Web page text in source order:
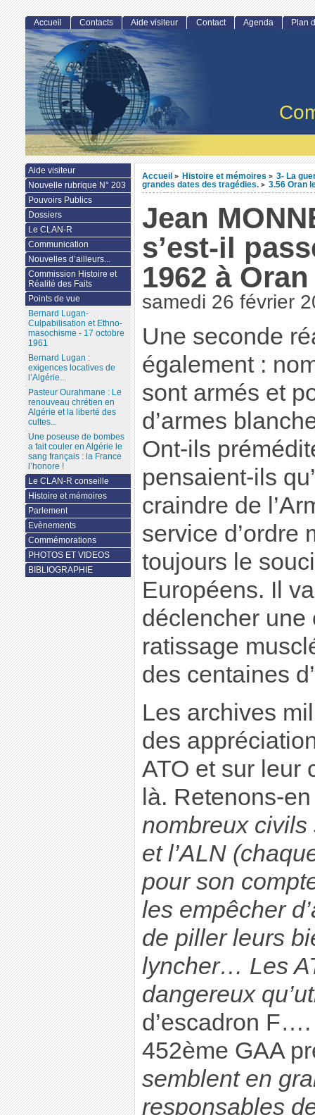
Accueil > Histoire et mémoires > 3- La
grandes dates des tragédies. > 3.56 Oran
Jean
s’est-il
1962 à
samedi 26 février
Une seconde
également :
sont armés et
d’armes
Ont-ils
pensaient-ils
craindre de
service d’ordre
toujours le
Européens. Il
déclencher une
ratissage
des centaines
Les archives
des
ATO et sur leur
là. Retenons-
nombreux civils
et l’ALN
pour son
les empêcher
de piller leurs
lyncher… Les
dangereux
d’escadron
452ème GAA
semblent en
responsables
Accueil Contacts Aide visiteur Contact Agenda Plan
Aide visiteur
Nouvelle rubrique N° 203
Pouvoirs Publics
Dossiers
Le CLAN-R
Communication
Nouvelles d’ailleurs...
Commission Histoire et
Réalité des Faits
Points de vue
Bernard Lugan-
Culpabilisation et Ethno-
masochisme - 17 octobre
1961
Bernard Lugan :
exigences locatives de
l’Algérie...
Pasteur Ourahmane : Le
renouveau chrétien en
Algérie et la liberté des
cultes...
Une poseuse de bombes
a fait couler en Algérie le
sang français : la France
l’honore !
Le CLAN-R conseille
Histoire et mémoires
Parlement
Evènements
Commémorations
PHOTOS ET VIDEOS
BIBLIOGRAPHIE